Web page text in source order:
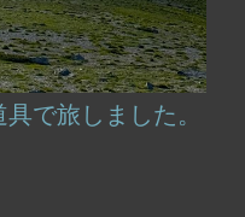
で旅しました。